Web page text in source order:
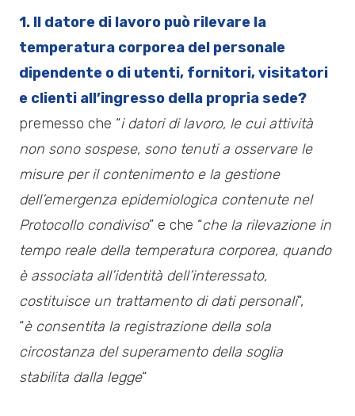
1. Il datore di lavoro può rilevare la
temperatura corporea del personale
dipendente o di utenti, fornitori, visitatori
e clienti all’ingresso della propria sede?
premesso che “i datori di lavoro, le cui attività
non sono sospese, sono tenuti a osservare le
misure per il contenimento e la gestione
dell’emergenza epidemiologica contenute nel
Protocollo condiviso” e che “che la rilevazione in
tempo reale della temperatura corporea, quando
è associata all’identità dell’interessato,
costituisce un trattamento di dati personali“,
“è consentita la registrazione della sola
circostanza del superamento della soglia
stabilita dalla legge“